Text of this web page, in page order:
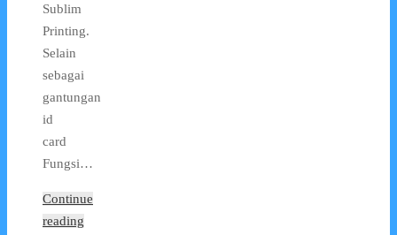
Sublim
Printing.
Selain
sebagai
gantungan
id
card
Fungsi…
Continue
reading